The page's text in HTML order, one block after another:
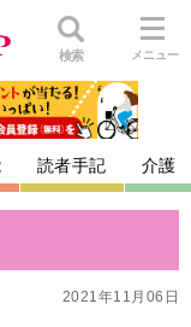
検索 メニュー
読者手記 介護
2021年11月06日